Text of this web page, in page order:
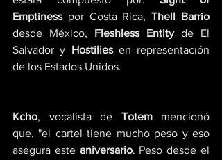
Emptiness por Costa Rica, Thell Barrio
desde México, Fleshless Entity de El
Salvador y Hostilies en representación
de los Estados Unidos.
Kcho, vocalista de Totem mencionó
que, "el cartel tiene mucho peso y eso
asegura este aniversario. Peso desde el